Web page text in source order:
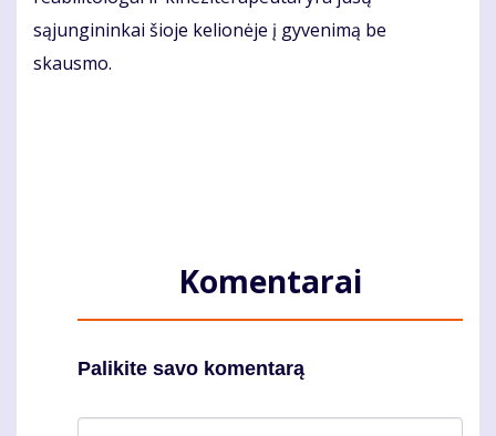
sąjungininkai šioje kelionėje į gyvenimą be
skausmo.
Komentarai
Palikite savo komentarą